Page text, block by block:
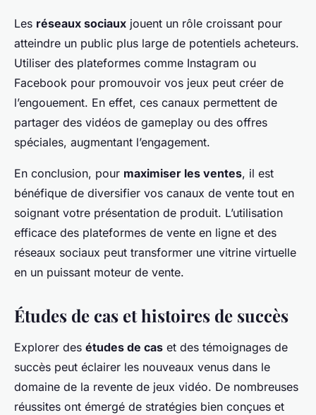
Les réseaux sociaux jouent un rôle croissant pour
atteindre un public plus large de potentiels acheteurs.
Utiliser des plateformes comme Instagram ou
Facebook pour promouvoir vos jeux peut créer de
l’engouement. En effet, ces canaux permettent de
partager des vidéos de gameplay ou des offres
spéciales, augmentant l’engagement.
En conclusion, pour maximiser les ventes, il est
bénéfique de diversifier vos canaux de vente tout en
soignant votre présentation de produit. L’utilisation
efficace des plateformes de vente en ligne et des
réseaux sociaux peut transformer une vitrine virtuelle
en un puissant moteur de vente.
Études de cas et histoires de succès
Explorer des études de cas et des témoignages de
succès peut éclairer les nouveaux venus dans le
domaine de la revente de jeux vidéo. De nombreuses
réussites ont émergé de stratégies bien conçues et